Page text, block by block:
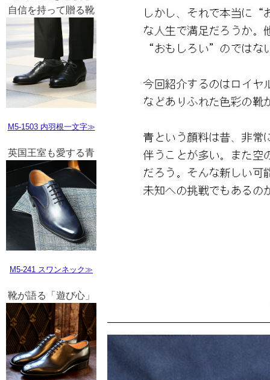
自信を持って贈る靴
M5-1503 内羽根一文字≫
英国王室も愛する青
M5-241 スワンネック≫
靴が語る「遊び心」